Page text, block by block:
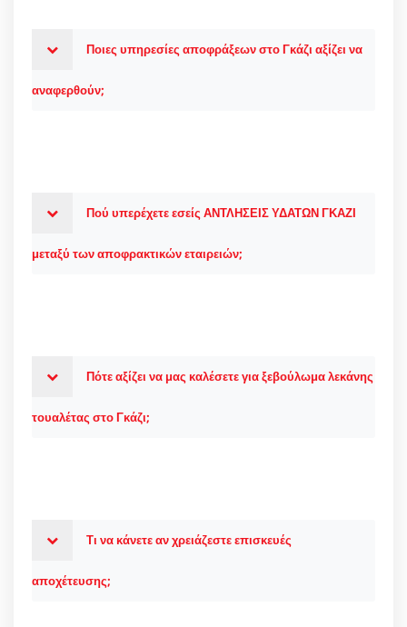
Ποιες υπηρεσίες αποφράξεων στο Γκάζι αξίζει να
αναφερθούν;
Πού υπερέχετε εσείς ΑΝΤΛΗΣΕΙΣ ΥΔΑΤΩΝ ΓΚΑΖΙ
μεταξύ των αποφρακτικών εταιρειών;
Πότε αξίζει να μας καλέσετε για ξεβούλωμα λεκάνης
τουαλέτας στο Γκάζι;
Τι να κάνετε αν χρειάζεστε επισκευές
αποχέτευσης;